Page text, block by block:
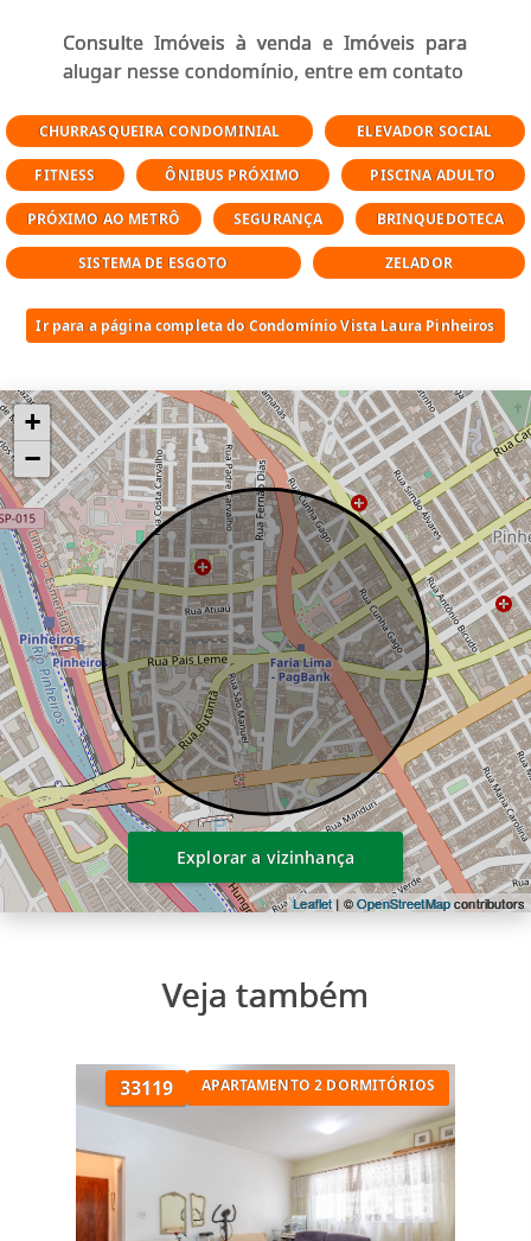
Consulte Imóveis à venda e Imóveis para
alugar nesse condomínio, entre em contato
CHURRASQUEIRA CONDOMINIAL ELEVADOR SOCIAL
FITNESS ÔNIBUS PRÓXIMO PISCINA ADULTO
PRÓXIMO AO METRÔ SEGURANÇA BRINQUEDOTECA
SISTEMA DE ESGOTO ZELADOR
Ir para a página completa do Condomínio Vista Laura Pinheiros
+
−
Leaflet | ©OpenStreetMapcontributors
Explorar a vizinhança
Veja também
33119 APARTAMENTO 2 DORMITÓRIOS